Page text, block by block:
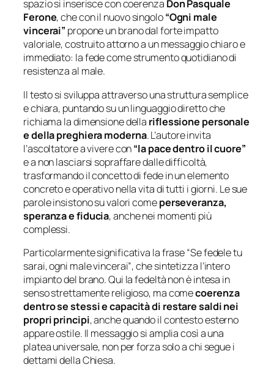
spazio si inserisce con coerenza Don Pasquale
Ferone, che con il nuovo singolo“Ogni male
vincerai” propone un brano dal forte impatto
valoriale, costruito attorno a un messaggio chiaro e
immediato: la fede come strumento quotidiano di
resistenza al male.
Il testo si sviluppa attraverso una struttura semplice
e chiara, puntando su un linguaggio diretto che
richiama la dimensione della riflessione personale
e della preghiera moderna. L’autore invita
l’ascoltatore a vivere con“la pace dentro il cuore”
e a non lasciarsi sopraffare dalle difficoltà,
trasformando il concetto di fede in un elemento
concreto e operativo nella vita di tutti i giorni. Le sue
parole insistono su valori comeperseveranza,
speranza e fiducia, anche nei momenti più
complessi.
Particolarmente significativa la frase“Se fedele tu
sarai, ogni male vincerai”, che sintetizza l’intero
impianto del brano. Qui la fedeltà non è intesa in
senso strettamente religioso, ma comecoerenza
dentro se stessi e capacità di restare saldi nei
propri principi, anche quando il contesto esterno
appare ostile. Il messaggio si amplia così a una
platea universale, non per forza solo a chi segue i
dettami della Chiesa.